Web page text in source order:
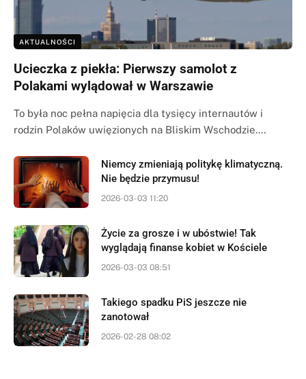
AKTUALNOŚCI
Ucieczka z piekła: Pierwszy samolot z
Polakami wylądował w Warszawie
To była noc pełna napięcia dla tysięcy internautów i
rodzin Polaków uwięzionych na Bliskim Wschodzie.…
Niemcy zmieniają politykę klimatyczną.
Nie będzie przymusu!
2026-03-03 11:20
Życie za grosze i w ubóstwie! Tak
wyglądają finanse kobiet w Kościele
2026-03-03 08:51
Takiego spadku PiS jeszcze nie
zanotował
2026-02-28 08:02